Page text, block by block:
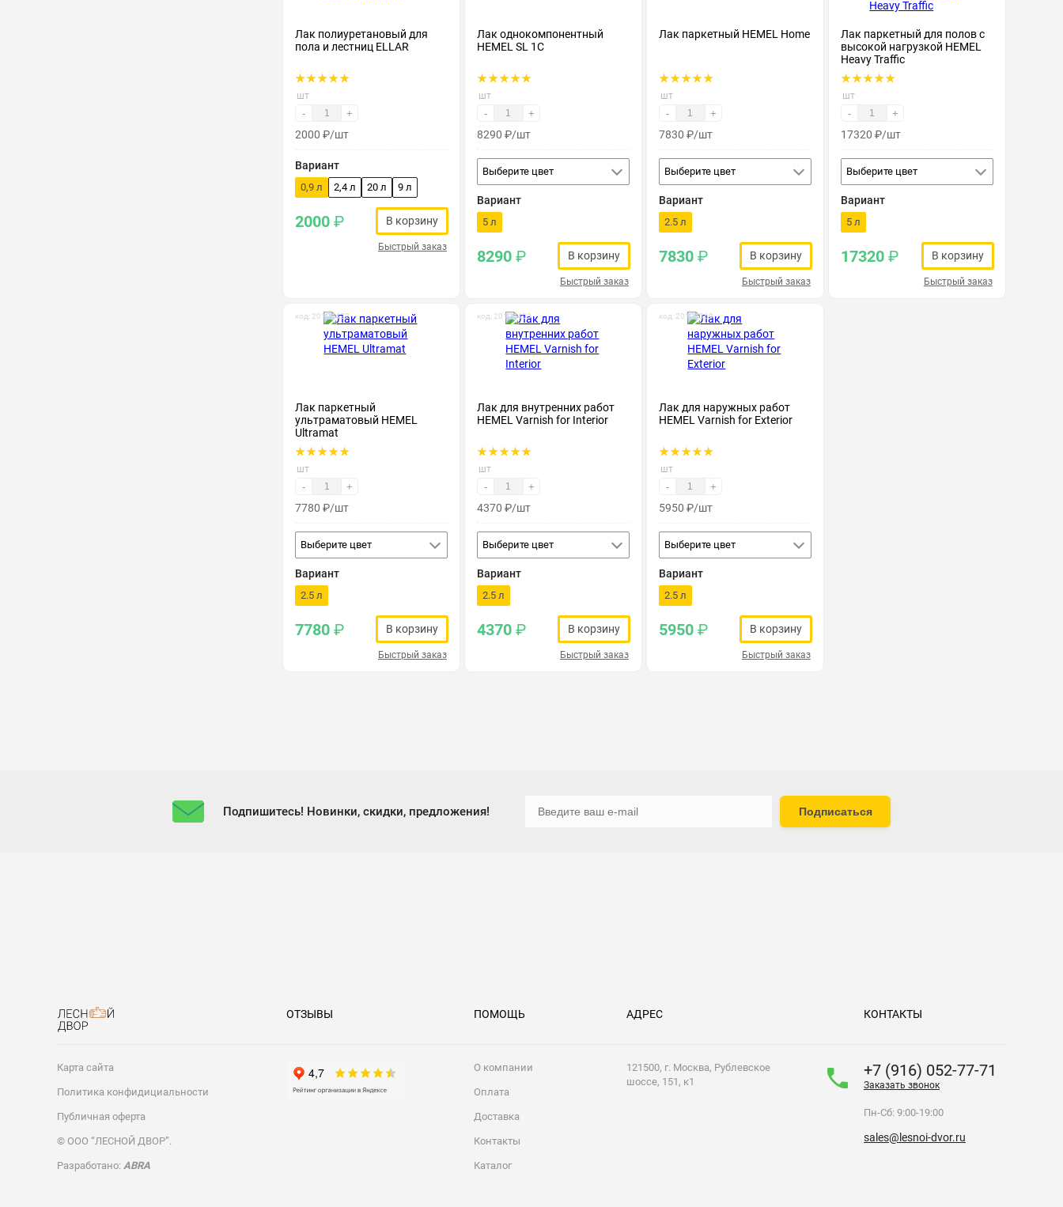
Лак полиуретановый для
пола и лестниц ELLAR
шт
- +
2000 ₽/шт
Вариант
0,9 л 2,4 л 20 л 9 л
2000 ₽ В корзину
Быстрый заказ
Лак однокомпонентный
HEMEL SL 1C
шт
- +
8290 ₽/шт
Выберите цвет
Вариант
5 л
8290₽ В корзину
Быстрый заказ
Лак паркетный HEMEL Home
шт
- +
7830 ₽/шт
Выберите цвет
Вариант
2.5 л
7830₽ В корзину
Быстрый заказ
Лак паркетный для полов с
высокой нагрузкой HEMEL
Heavy Traffic
шт
- +
17320 ₽/шт
Выберите цвет
Вариант
5 л
17320₽ В корзину
Быстрый заказ
код: 20101422
Лак паркетный
ультраматовый HEMEL
Ultramat
шт
- +
7780 ₽/шт
Выберите цвет
Вариант
2.5 л
7780 ₽ В корзину
Быстрый заказ
код: 20101403
Лак для внутренних работ
HEMEL Varnish for Interior
шт
- +
4370 ₽/шт
Выберите цвет
Вариант
2.5 л
4370₽ В корзину
Быстрый заказ
код: 20101369
Лак для наружных работ
HEMEL Varnish for Exterior
шт
- +
5950 ₽/шт
Выберите цвет
Вариант
2.5 л
5950₽ В корзину
Быстрый заказ
Подпишитесь! Новинки, скидки, предложения! Подписаться
Карта сайта
Политика конфидициальности
Публичная оферта
© ООО “ЛЕСНОЙ ДВОР”.
Разработано: ABRA
ОТЗЫВЫ ПОМОЩЬ
О компании
Оплата
Доставка
Контакты
Каталог
АДРЕС
121500, г. Москва, Рублевское
шоссе, 151, к1
КОНТАКТЫ
+7 (916) 052-77-71
Заказать звонок
Пн-Сб: 9:00-19:00
sales@lesnoi-dvor.ru